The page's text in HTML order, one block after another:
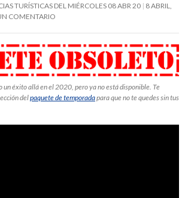
TURÍSTICAS DEL MIÉRCOLES 08 ABR 20 8 ABRIL,
COMENTARIO
un éxito allá en el 2020, pero ya no está disponible. Te
delpaquete de temporadapara que no te quedes sin tus